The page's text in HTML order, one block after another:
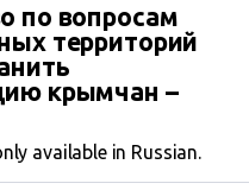
по вопросам
территорий
крымчан –
available in Russian.